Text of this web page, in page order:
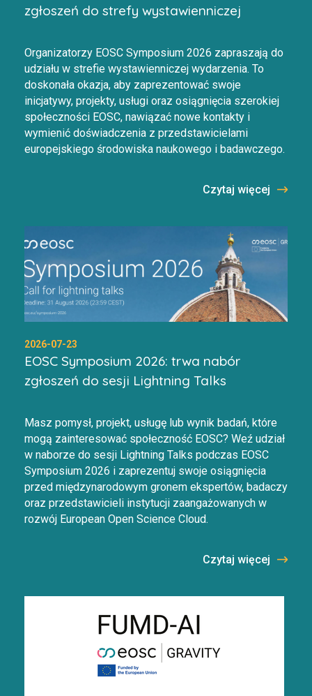
zgłoszeń do strefy wystawienniczej
Organizatorzy EOSC Symposium 2026 zapraszają do
udziału w strefie wystawienniczej wydarzenia. To
doskonała okazja, aby zaprezentować swoje
inicjatywy, projekty, usługi oraz osiągnięcia szerokiej
społeczności EOSC, nawiązać nowe kontakty i
wymienić doświadczenia z przedstawicielami
europejskiego środowiska naukowego i badawczego.
Czytaj więcej
2026-07-23
EOSC Symposium 2026: trwa nabór
zgłoszeń do sesji Lightning Talks
Masz pomysł, projekt, usługę lub wynik badań, które
mogą zainteresować społeczność EOSC? Weź udział
w naborze do sesji Lightning Talks podczas EOSC
Symposium 2026 i zaprezentuj swoje osiągnięcia
przed międzynarodowym gronem ekspertów, badaczy
oraz przedstawicieli instytucji zaangażowanych w
rozwój European Open Science Cloud.
Czytaj więcej